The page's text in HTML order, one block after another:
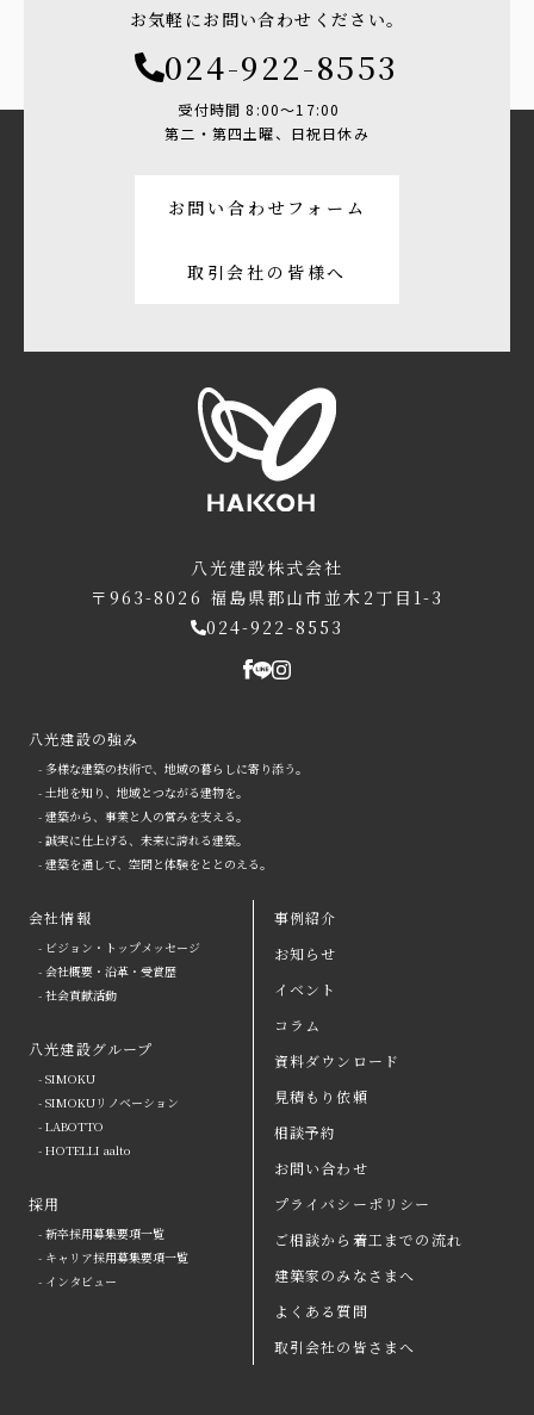
八光建設の強み
arrow
会社情報
八光建設グループ
arrow
採用
arrow
イベント
事例紹介
よくある質問
お問い合わせ
資料ダウンロード
取引会社の皆さまへ
プライバシーポリシー
コラム
見積もり依頼
相談予約
お気軽にお問い合わせください。
024-922-8553
受付時間 8:00〜17:00
第二・第四土曜、日祝日休み
お問い合わせフォーム
取引会社の皆様へ
八光建設株式会社
〒963-8026 福島県郡山市並木2丁目1-3
024-922-8553
八光建設の強み
- 多様な建築の技術で、地域の暮らしに寄り添う。
- 土地を知り、地域とつながる建物を。
- 建築から、事業と人の営みを支える。
- 誠実に仕上げる、未来に誇れる建築。
- 建築を通して、空間と体験をととのえる。
会社情報
- ビジョン・トップメッセージ
- 会社概要・沿革・受賞歴
- 社会貢献活動
八光建設グループ
- SIMOKU
- SIMOKUリノベーション
- LABOTTO
- HOTELLI aalto
採用
- 新卒採用募集要項一覧
- キャリア採用募集要項一覧
- インタビュー
ご相談から着工までの流れ
建築家のみなさまへ
よくある質問
取引会社の皆さまへ
事例紹介
お知らせ
イベント
コラム
資料ダウンロード
見積もり依頼
相談予約
お問い合わせ
プライバシーポリシー